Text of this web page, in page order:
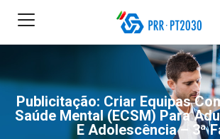
Publicitação: Criar Equipas
Saúde Mental (ECSM) Para
E Adolescência – 3ª